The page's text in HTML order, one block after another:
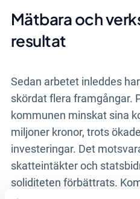
Mätbara och
resultat
Sedan arbetet inleddes
skördat flera framgångar.
kommunen minskat sina
miljoner kronor, trots
investeringar. Det
skatteintäkter och
soliditeten förbättrats.